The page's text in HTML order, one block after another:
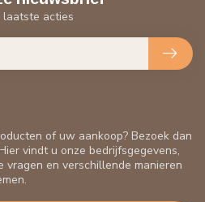
of uw aankoop? Bezoek dan
vindt u onze bedrijfsgegevens,
en verschillende manieren
laatste acties